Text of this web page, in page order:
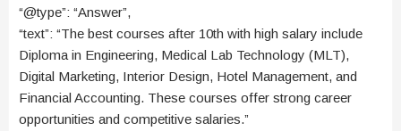
“@type”: “Answer”,
“text”: “The best courses after 10th with high salary include
Diploma in Engineering, Medical Lab Technology (MLT),
Digital Marketing, Interior Design, Hotel Management, and
Financial Accounting. These courses offer strong career
opportunities and competitive salaries.”